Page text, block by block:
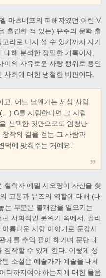
마츠네프의 피해자였던 어린 V
출간한 적 있는) 유수의 문학 출
라로 다시 설 수 있기까지 자기
대해 분석한 정밀한 기록이자,
이의 자유로운 사랑 행위로 용인
사회에 대한 냉철한 비판이다.
고, 어느 날엔가는 세상 사람
G를 사랑한다면 그 사람
선택한 것만으로도 엄청난
작의 길을 걷는 그 사람과
덕에 맞춰주는 거예요.”
철학자 에밀 시오랑이 자신을 찾
고통과 뮤즈의 역할에 대해 (내
는 부분은 불쾌감을 일으키는
사회적인 분위기 속에서, 필리
름다운 사랑 이야기로 둔갑시
계를 추억 팔이 해가며 문단 내
짐작할 수 있게 한다. 이렇게 성
소설은 예술가가 예술을 내세
디까지여야 하는지에 대한 물음